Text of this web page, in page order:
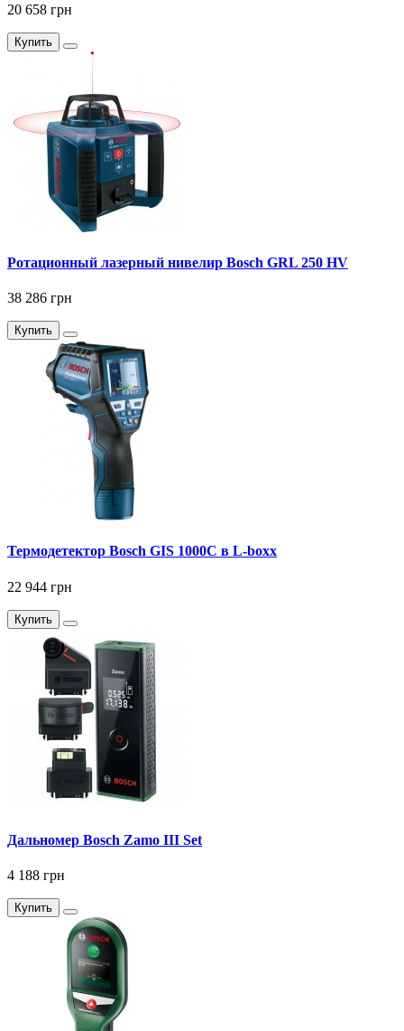
20 658 грн
Купить
Ротационный лазерный нивелир Bosch GRL 250 HV
38 286 грн
Купить
Термодетектор Bosch GIS 1000C в L-boxx
22 944 грн
Купить
Дальномер Bosch Zamo III Set
4 188 грн
Купить